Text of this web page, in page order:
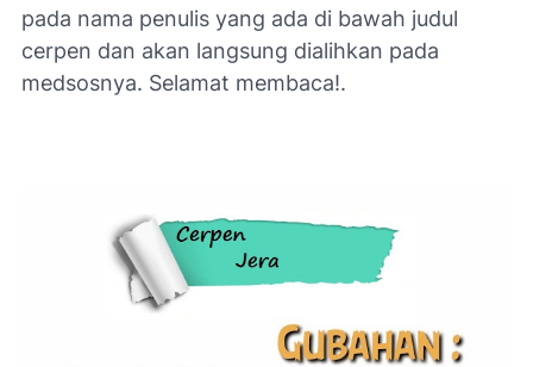
pada nama penulis yang ada di bawah judul
cerpen dan akan langsung dialihkan pada
medsosnya. Selamat membaca!.